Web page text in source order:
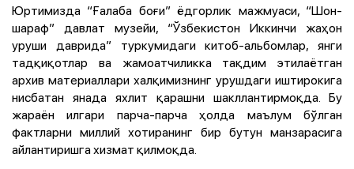
Юртимизда “Ғалаба боғи” ёдгорлик мажмуаси, “Шон-
шараф” давлат музейи, “Ўзбекистон Иккинчи жаҳон
уруши даврида” туркумидаги китоб-альбомлар, янги
тадқиқотлар ва жамоатчиликка тақдим этилаётган
архив материаллари халқимизнинг урушдаги иштирокига
нисбатан янада яхлит қарашни шакллантирмоқда. Бу
жараён илгари парча-парча ҳолда маълум бўлган
фактларни миллий хотиранинг бир бутун манзарасига
айлантиришга хизмат қилмоқда.